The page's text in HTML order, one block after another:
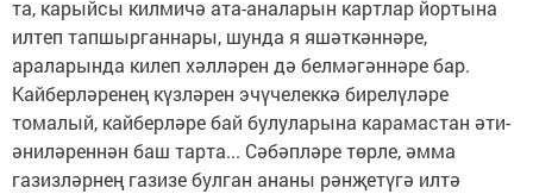
та, карыйсы килмичә ата-аналарын картлар йортына
илтеп тапшырганнары, шунда я яшәткәннәре,
араларында килеп хәлләрен дә белмәгәннәре бар.
Кайберләренең күзләрен эчүчелеккә бирелүләре
томалый, кайберләре бай булуларына карамастан әти-
әниләреннән баш тарта... Сәбәпләре төрле, әмма
газизләрнең газизе булган ананы рәнҗетүгә илтә